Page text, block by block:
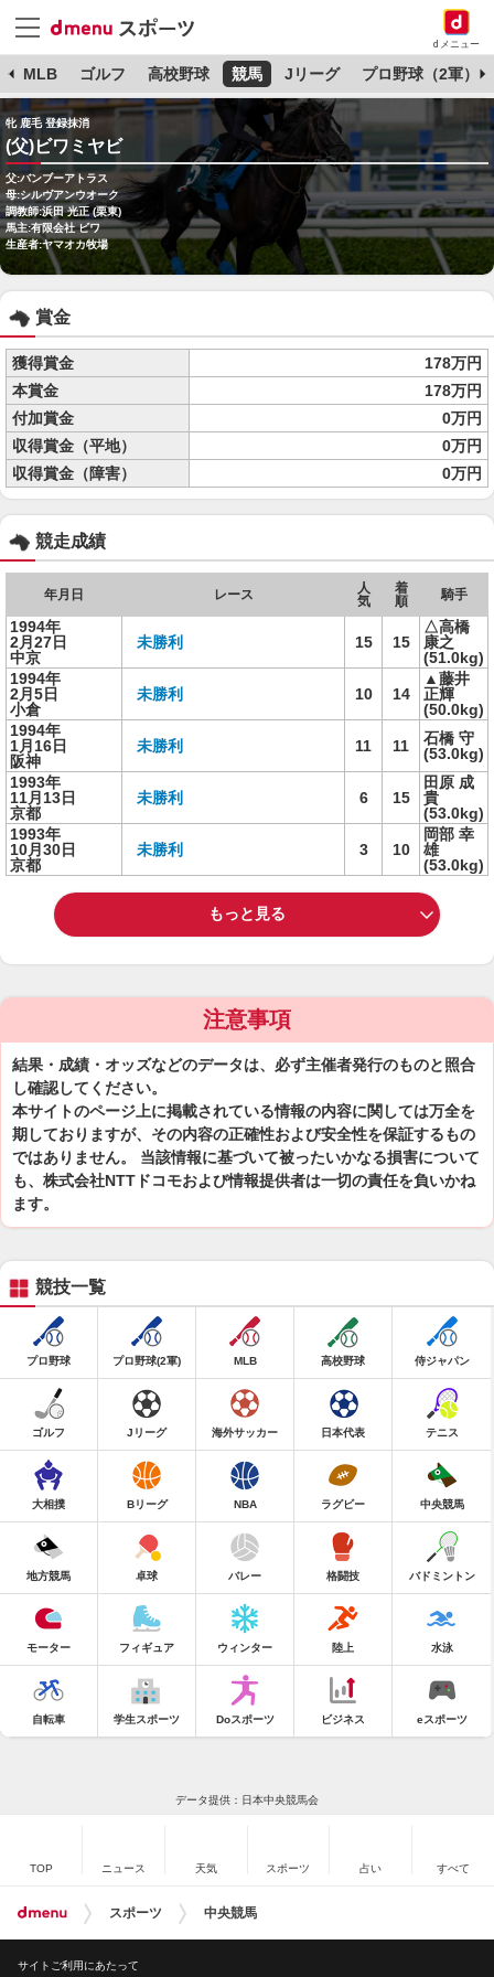
dメニュー
MLB ゴルフ 高校野球 競馬 Jリーグ プロ野球（2軍）
牝 鹿毛 登録抹消
(父)ビワミヤビ
父:バンブーアトラス
母:シルヴアンウオーク
調教師:浜田 光正 (栗東)
馬主:有限会社 ビワ
生産者:ヤマオカ牧場
賞金
獲得賞金
178万円
本賞金
178万円
付加賞金
0万円
収得賞金（平地）
0万円
収得賞金（障害）
0万円
競走成績
年月日 レース
人
気
着
順
騎手
1994年
2月27日
中京
未勝利 15 15
△高橋
康之
(51.0kg)
1994年
2月5日
小倉
未勝利 10 14
▲藤井
正輝
(50.0kg)
1994年
1月16日
阪神
未勝利 11 11
石橋 守
(53.0kg)
1993年
11月13日
京都
未勝利 6 15
田原 成
貴
(53.0kg)
1993年
10月30日
京都
未勝利 3 10
岡部 幸
雄
(53.0kg)
もっと見る
注意事項
結果・成績・オッズなどのデータは、必ず主催者発行のものと照合
し確認してください。
本サイトのページ上に掲載されている情報の内容に関しては万全を
期しておりますが、その内容の正確性および安全性を保証するもの
ではありません。 当該情報に基づいて被ったいかなる損害について
も、株式会社NTTドコモおよび情報提供者は一切の責任を負いかね
ます。
競技一覧
プロ野球 プロ野球(2軍) MLB 高校野球 侍ジャパン
ゴルフ Jリーグ 海外サッカー 日本代表 テニス
大相撲 Bリーグ NBA ラグビー 中央競馬
地方競馬 卓球 バレー 格闘技 バドミントン
モーター フィギュア ウィンター 陸上 水泳
自転車 学生スポーツ Doスポーツ ビジネス eスポーツ
データ提供：日本中央競馬会
TOP ニュース 天気 スポーツ 占い すべて
スポーツ 中央競馬
サイトご利用にあたって